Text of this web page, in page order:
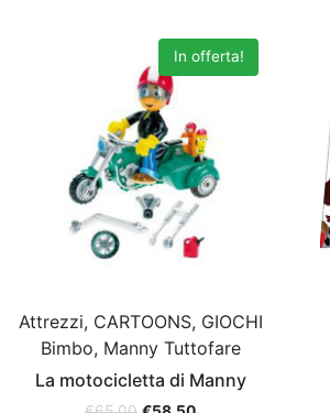
In offerta!
Attrezzi, CARTOONS, GIOCHI
Bimbo, Manny Tuttofare
La motocicletta di Manny